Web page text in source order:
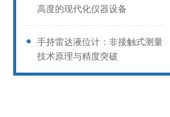
高度的现代化仪器设备
手持雷达液位计：非接触式测量
技术原理与精度突破